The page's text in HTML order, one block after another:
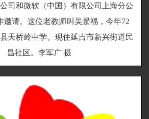
司和微软（中国）有限公司上海分公
邀请。这位老教师叫吴景福，今年72
天桥岭中学。现住延吉市新兴街道民
昌社区。李军广 摄